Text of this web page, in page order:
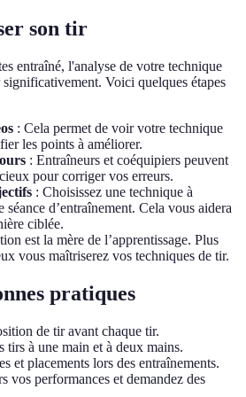
son tir
entraîné, l'analyse de votre technique
Voici quelques étapes
: Cela permet de voir votre technique
les points à améliorer.
: Entraîneurs et coéquipiers peuvent
pour corriger vos erreurs.
: Choisissez une technique à
séance d’entraînement. Cela vous aidera
ciblée.
est la mère de l’apprentissage. Plus
vous maîtriserez vos techniques de tir.
pratiques
de tir avant chaque tir.
tirs à une main et à deux mains.
et placements lors des entraînements.
vos performances et demandez des